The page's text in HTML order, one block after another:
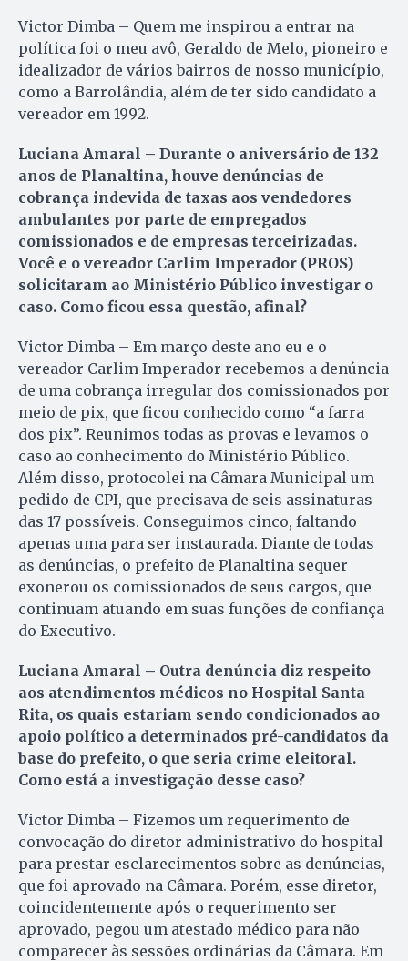
Victor Dimba – Quem me inspirou a entrar na
política foi o meu avô, Geraldo de Melo, pioneiro e
idealizador de vários bairros de nosso município,
como a Barrolândia, além de ter sido candidato a
vereador em 1992.
Luciana Amaral – Durante o aniversário de 132
anos de Planaltina, houve denúncias de
cobrança indevida de taxas aos vendedores
ambulantes por parte de empregados
comissionados e de empresas terceirizadas.
Você e o vereador Carlim Imperador (PROS)
solicitaram ao Ministério Público investigar o
caso. Como ficou essa questão, afinal?
Victor Dimba – Em março deste ano eu e o
vereador Carlim Imperador recebemos a denúncia
de uma cobrança irregular dos comissionados por
meio de pix, que ficou conhecido como “a farra
dos pix”. Reunimos todas as provas e levamos o
caso ao conhecimento do Ministério Público.
Além disso, protocolei na Câmara Municipal um
pedido de CPI, que precisava de seis assinaturas
das 17 possíveis. Conseguimos cinco, faltando
apenas uma para ser instaurada. Diante de todas
as denúncias, o prefeito de Planaltina sequer
exonerou os comissionados de seus cargos, que
continuam atuando em suas funções de confiança
do Executivo.
Luciana Amaral – Outra denúncia diz respeito
aos atendimentos médicos no Hospital Santa
Rita, os quais estariam sendo condicionados ao
apoio político a determinados pré-candidatos da
base do prefeito, o que seria crime eleitoral.
Como está a investigação desse caso?
Victor Dimba – Fizemos um requerimento de
convocação do diretor administrativo do hospital
para prestar esclarecimentos sobre as denúncias,
que foi aprovado na Câmara. Porém, esse diretor,
coincidentemente após o requerimento ser
aprovado, pegou um atestado médico para não
comparecer às sessões ordinárias da Câmara. Em